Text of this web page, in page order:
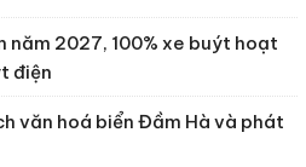
năm 2027, 100% xe buýt hoạt
điện
văn hoá biển Đầm Hà và phát